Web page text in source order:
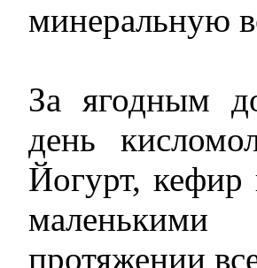
минеральную
За ягодным
день
Йогурт, кефир
протяжении